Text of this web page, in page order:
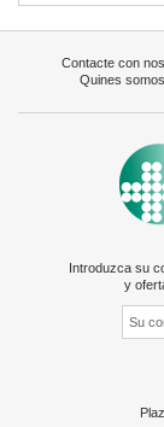
Contacte con
Quines somos
Introduzca su
y